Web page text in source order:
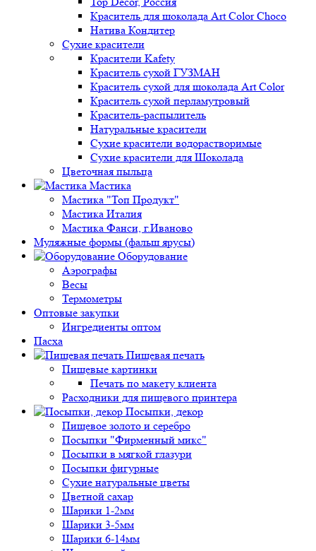
Краситель для шоколада Art Color Choco
Натива Кондитер
Сухие красители
Красители Kafety
Краситель сухой ГУЗМАН
Краситель сухой для шоколада Art Color
Краситель сухой перламутровый
Краситель-распылитель
Натуральные красители
Сухие красители водорастворимые
Сухие красители для Шоколада
Цветочная пыльца
Мастика
Мастика "Топ Продукт"
Мастика Италия
Мастика Фанси, г.Иваново
Муляжные формы (фальш ярусы)
Оборудование
Аэрографы
Весы
Термометры
Оптовые закупки
Ингредиенты оптом
Пасха
Пищевая печать
Пищевые картинки
Печать по макету клиента
Расходники для пищевого принтера
Посыпки, декор
Пищевое золото и серебро
Посыпки "Фирменный микс"
Посыпки в мягкой глазури
Посыпки фигурные
Сухие натуральные цветы
Цветной сахар
Шарики 1-2мм
Шарики 3-5мм
Шарики 6-14мм